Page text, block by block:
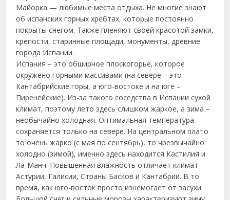
Майорка — любимые места отдыха. Не многие знают
об испанских горных хребтах, которые постоянно
покрыты снегом. Также пленяют своей красотой замки,
крепости, старинные площади, монументы, древние
города Испании.
Испания – это обширное плоскогорье, которое
окружено горными массивами (на севере – это
Кантабрийские горы, а юго-востоке и на юге –
Пиренейские). Из-за такого соседства в Испании сухой
климат, поэтому лето здесь слишком жаркое, а зима –
необычайно холодная. Оптимальная температура
сохраняется только на севере. На центральном плато
то очень жарко (с мая по сентябрь), то чрезвычайно
холодно (зимой), именно здесь находится Кастилия и
Ла-Манч. Повышенная влажность отличает климат
Астурии, Галисии, Страны Басков и Кантабрии. В то
время, как юго-восток просто изнемогает от засухи.